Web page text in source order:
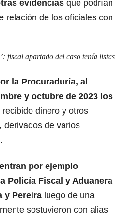
evidencias que podrían
relación de los oficiales con
fiscal apartado del caso tenía listas
la Procuraduría, al
y octubre de 2023 los
recibido dinero y otros
derivados de varios
por ejemplo
Policía Fiscal y Aduanera
y Pereira luego de una
sostuvieron con alias